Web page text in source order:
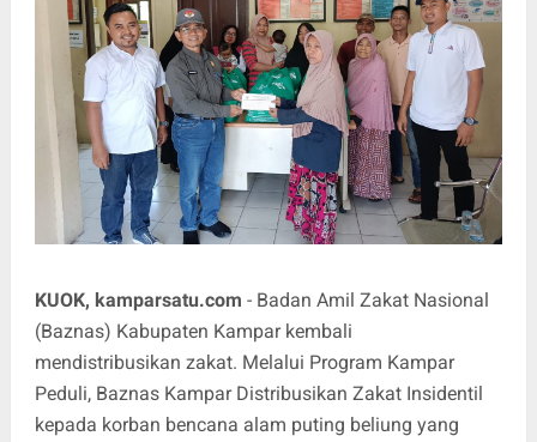
KUOK, kamparsatu.com - Badan Amil Zakat Nasional
(Baznas) Kabupaten Kampar kembali
mendistribusikan zakat. Melalui Program Kampar
Peduli, Baznas Kampar Distribusikan Zakat Insidentil
kepada korban bencana alam puting beliung yang